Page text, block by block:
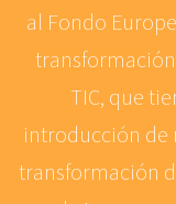
al Fondo
transformación
TIC, que
introducción de
transformación